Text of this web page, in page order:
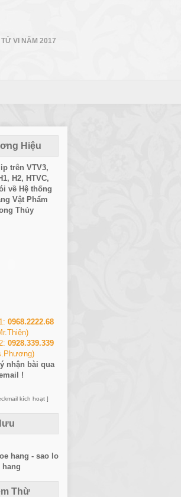
TỬ VI NĂM 2017
Hiệu
trên VTV3,
, H2, HTVC,
về Hệ thống
Vật Phẩm
Thủy
0968.2222.68
0928.339.339
nhận bài qua
!
kích hoạt ]
Thừ